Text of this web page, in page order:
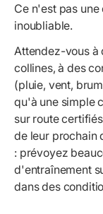
Ce n'est pas
inoubliable.
Attendez-vous à
collines, à des
(pluie, vent,
qu'à une simple
sur route
de leur prochain
: prévoyez
d'entraînement
dans des